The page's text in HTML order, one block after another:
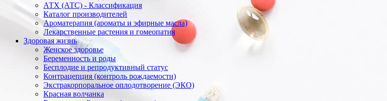
АТХ (АТС) - Классификация
Каталог производителей
Ароматерапия (ароматы и эфирные масла)
Лекарственные растения и гомеопатия
Здоровая жизнь
Женское здоровье
Беременность и роды
Бесплодие и репродуктивный статус
Контрацепция (контроль рождаемости)
Экстракорпоральное оплодотворение (ЭКО)
Красная волчанка